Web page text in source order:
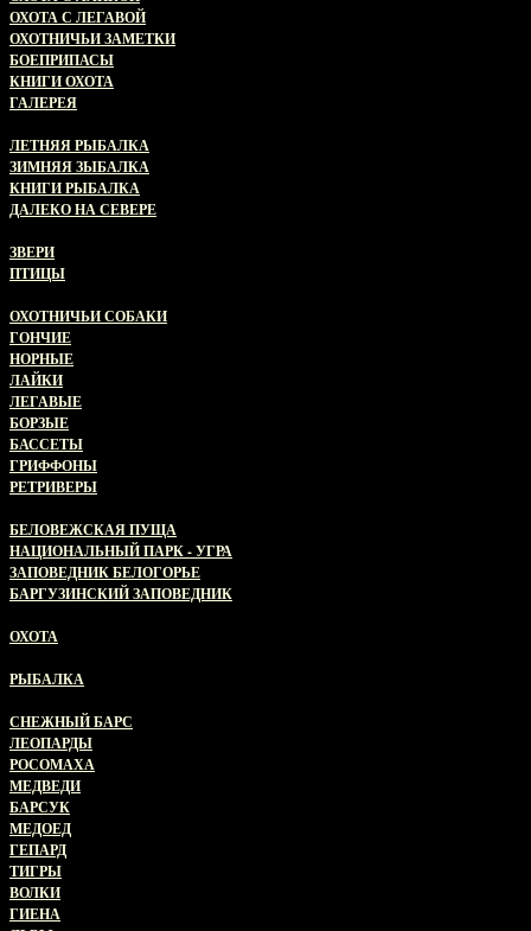
ОХОТА С ЛЕГАВОЙ
ОХОТНИЧЬИ ЗАМЕТКИ
БОЕПРИПАСЫ
КНИГИ ОХОТА
ГАЛЕРЕЯ
ЛЕТНЯЯ РЫБАЛКА
ЗИМНЯЯ ЗЫБАЛКА
КНИГИ РЫБАЛКА
ДАЛЕКО НА СЕВЕРЕ
ЗВЕРИ
ПТИЦЫ
ОХОТНИЧЬИ СОБАКИ
ГОНЧИЕ
НОРНЫЕ
ЛАЙКИ
ЛЕГАВЫЕ
БОРЗЫЕ
БАССЕТЫ
ГРИФФОНЫ
РЕТРИВЕРЫ
БЕЛОВЕЖСКАЯ ПУЩА
НАЦИОНАЛЬНЫЙ ПАРК - УГРА
ЗАПОВЕДНИК БЕЛОГОРЬЕ
БАРГУЗИНСКИЙ ЗАПОВЕДНИК
ОХОТА
РЫБАЛКА
СНЕЖНЫЙ БАРС
ЛЕОПАРДЫ
РОСОМАХА
МЕДВЕДИ
БАРСУК
МЕДОЕД
ГЕПАРД
ТИГРЫ
ВОЛКИ
ГИЕНА